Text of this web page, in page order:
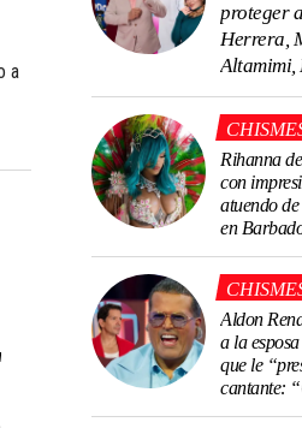
a
proteger
Herrera,
Altamimi,
Schutz,
Laguardia
Garoa en
de los
México 4
Rihanna
con
atuendo
en
Aldon
a la
que le
cantante: